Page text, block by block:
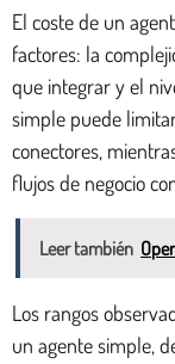
El coste de un
factores: la
que integrar y el
simple puede
conectores,
flujos de negocio
Leer también
Los rangos
un agente simple,